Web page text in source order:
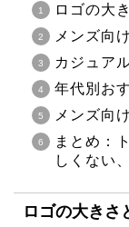
ロゴの大
メンズ向
カジュア
年代別お
メンズ向
まとめ：
しくない
ロゴの大きさ